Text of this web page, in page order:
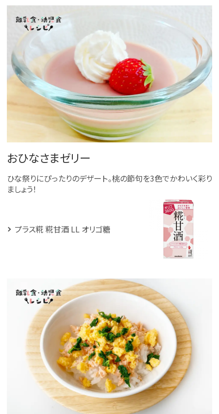
おひなさまゼリー
ひな祭りにぴったりのデザート。桃の節句を3色でかわいく彩り
ましょう！
プラス糀 糀甘酒 LL オリゴ糖